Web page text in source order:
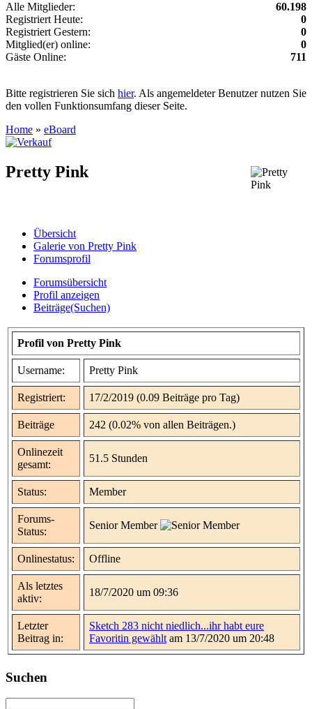
Alle Mitglieder:
60.198
Registriert Heute:
0
Registriert Gestern:
0
Mitglied(er) online:
0
Gäste Online:
711
Bitte registrieren Sie sich hier. Als angemeldeter Benutzer nutzen Sie
den vollen Funktionsumfang dieser Seite.
Home » eBoard
Pretty Pink
Übersicht
Galerie von Pretty Pink
Forumsprofil
Forumsübersicht
Profil anzeigen
Beiträge(Suchen)
Profil von Pretty Pink
Username: Pretty Pink
Registriert: 17/2/2019 (0.09 Beiträge pro Tag)
Beiträge 242 (0.02% von allen Beiträgen.)
Onlinezeit
gesamt:
51.5 Stunden
Status: Member
Forums-
Status:
Senior Member
Onlinestatus: Offline
Als letztes
aktiv:
18/7/2020 um 09:36
Letzter
Beitrag in:
Sketch 283 nicht niedlich...ihr habt eure
Favoritin gewählt am 13/7/2020 um 20:48
Suchen